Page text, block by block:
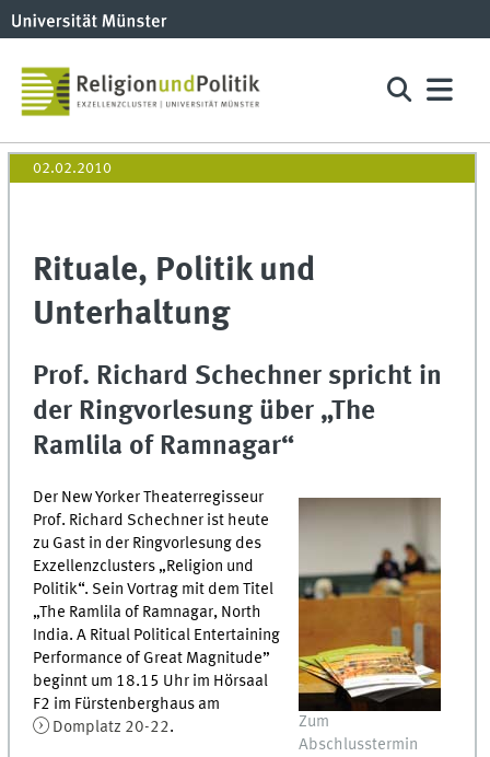
02.02.2010
Rituale, Politik und
Unterhaltung
Prof. Richard Schechner spricht in
der Ringvorlesung über „The
Ramlila of Ramnagar“
Zum
Abschlusstermin
Der New Yorker Theaterregisseur
Prof. Richard Schechner ist heute
zu Gast in der Ringvorlesung des
Exzellenzclusters „Religion und
Politik“. Sein Vortrag mit dem Titel
„The Ramlila of Ramnagar, North
India. A Ritual Political Entertaining
Performance of Great Magnitude”
beginnt um 18.15 Uhr im Hörsaal
F2 im Fürstenberghaus am
Domplatz 20-22.